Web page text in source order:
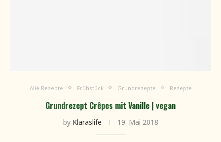
Alle Rezepte Frühstück Grundrezepte Rezepte
Grundrezept Crêpes mit Vanille | vegan
by Klaraslife 19. Mai 2018